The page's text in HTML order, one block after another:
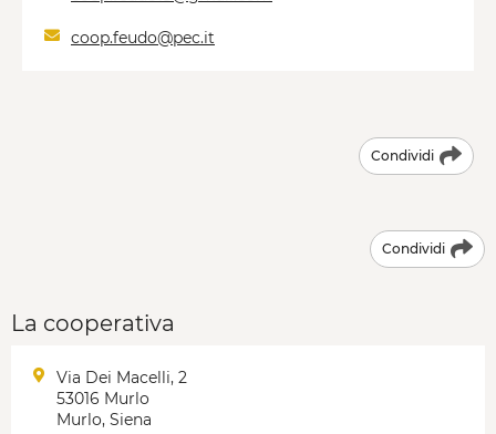
coop.feudo@pec.it
Condividi
Condividi
La cooperativa
Via Dei Macelli, 2
53016 Murlo
Murlo, Siena